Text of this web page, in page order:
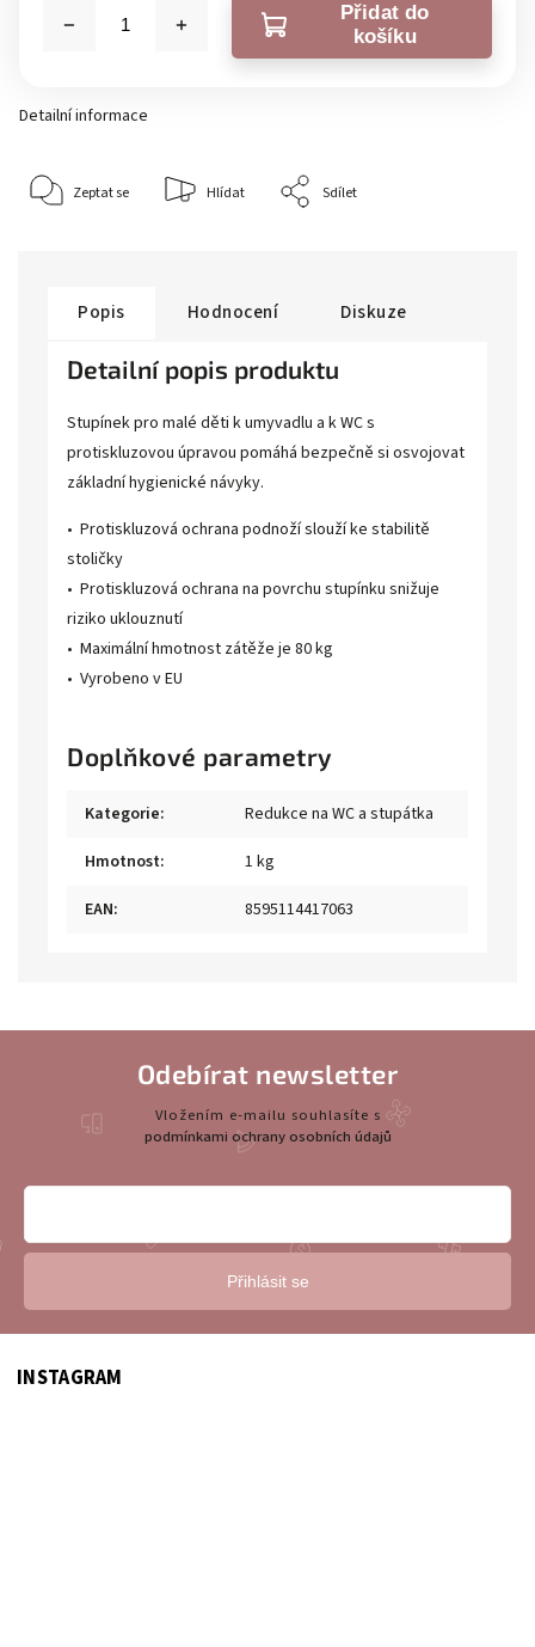
Přidat do
košíku
Detailní informace
Zeptat se Hlídat Sdílet
Popis Hodnocení Diskuze
Detailní popis produktu
Stupínek pro malé děti k umyvadlu a k WC s
protiskluzovou úpravou pomáhá bezpečně si osvojovat
základní hygienické návyky.
• Protiskluzová ochrana podnoží slouží ke stabilitě
stoličky
• Protiskluzová ochrana na povrchu stupínku snižuje
riziko uklouznutí
• Maximální hmotnost zátěže je 80 kg
• Vyrobeno v EU
Doplňkové parametry
Kategorie:
Redukce na WC a stupátka
Hmotnost:
1 kg
EAN: 8595114417063
INSTAGRAM
Odebírat newsletter
Vložením e-mailu souhlasíte s
podmínkami ochrany osobních údajů
Přihlásit se